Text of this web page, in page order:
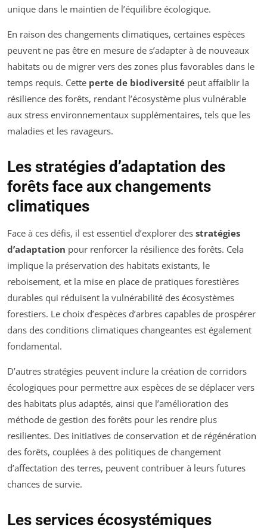
unique dans le maintien de l’équilibre écologique.
En raison des changements climatiques, certaines espèces
peuvent ne pas être en mesure de s’adapter à de nouveaux
habitats ou de migrer vers des zones plus favorables dans le
temps requis. Cette perte de biodiversité peut affaiblir la
résilience des forêts, rendant l’écosystème plus vulnérable
aux stress environnementaux supplémentaires, tels que les
maladies et les ravageurs.
Les stratégies d’adaptation des
forêts face aux changements
climatiques
Face à ces défis, il est essentiel d’explorer des stratégies
d’adaptation pour renforcer la résilience des forêts. Cela
implique la préservation des habitats existants, le
reboisement, et la mise en place de pratiques forestières
durables qui réduisent la vulnérabilité des écosystèmes
forestiers. Le choix d’espèces d’arbres capables de prospérer
dans des conditions climatiques changeantes est également
fondamental.
D’autres stratégies peuvent inclure la création de corridors
écologiques pour permettre aux espèces de se déplacer vers
des habitats plus adaptés, ainsi que l’amélioration des
méthode de gestion des forêts pour les rendre plus
resilientes. Des initiatives de conservation et de régénération
des forêts, couplées à des politiques de changement
d’affectation des terres, peuvent contribuer à leurs futures
chances de survie.
Les services écosystémiques